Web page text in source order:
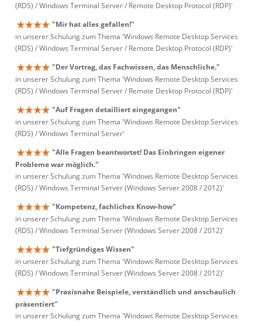
(RDS) / Windows Terminal Server / Remote Desktop Protocol (RDP)'
"Mir hat alles gefallen!"
in unserer Schulung zum Thema 'Windows Remote Desktop Services
(RDS) / Windows Terminal Server / Remote Desktop Protocol (RDP)'
"Der Vortrag, das Fachwissen, das Menschliche."
in unserer Schulung zum Thema 'Windows Remote Desktop Services
(RDS) / Windows Terminal Server / Remote Desktop Protocol (RDP)'
"Auf Fragen detailliert eingegangen"
in unserer Schulung zum Thema 'Windows Remote Desktop Services
(RDS) / Windows Terminal Server'
"Alle Fragen beantwortet! Das Einbringen eigener
Probleme war möglich."
in unserer Schulung zum Thema 'Windows Remote Desktop Services
(RDS) / Windows Terminal Server (Windows Server 2008 / 2012)'
"Kompetenz, fachliches Know-how"
in unserer Schulung zum Thema 'Windows Remote Desktop Services
(RDS) / Windows Terminal Server (Windows Server 2008 / 2012)'
"Tiefgründiges Wissen"
in unserer Schulung zum Thema 'Windows Remote Desktop Services
(RDS) / Windows Terminal Server (Windows Server 2008 / 2012)'
"Praxisnahe Beispiele, verständlich und anschaulich
präsentiert"
in unserer Schulung zum Thema 'Windows Remote Desktop Services